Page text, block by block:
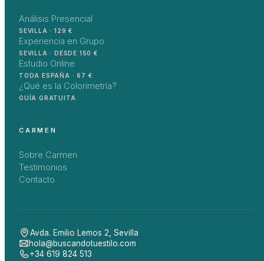
Análisis Presencial
SEVILLA · 129 €
Experiencia en Grupo
SEVILLA · DESDE 150 €
Estudio Online
TODA ESPAÑA · 67 €
¿Qué es la Colorimetría?
GUÍA GRATUITA
CARMEN
Sobre Carmen
Testimonios
Contacto
Avda. Emilio Lemos 2 Sevilla
hola@buscandotuestilo.com
+34 619 824 513